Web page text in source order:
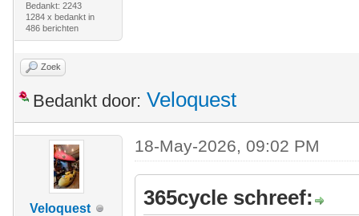
Bedankt: 2243
1284 x bedankt in
486 berichten
Zoek
Bedankt door: Veloquest
Veloquest
18-May-2026, 09:02 PM
365cycle schreef: